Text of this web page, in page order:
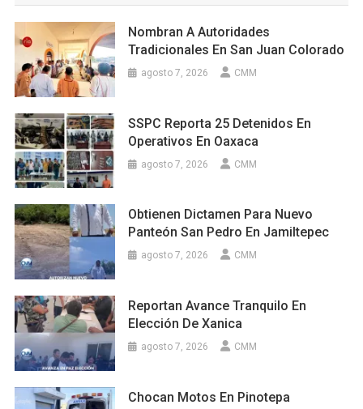
Nombran A Autoridades
Tradicionales En San Juan Colorado
agosto 7, 2026 CMM
SSPC Reporta 25 Detenidos En
Operativos En Oaxaca
agosto 7, 2026 CMM
Obtienen Dictamen Para Nuevo
Panteón San Pedro En Jamiltepec
agosto 7, 2026 CMM
Reportan Avance Tranquilo En
Elección De Xanica
agosto 7, 2026 CMM
Chocan Motos En Pinotepa